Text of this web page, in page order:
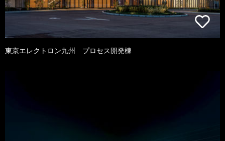
東京エレクトロン九州 プロセス開発棟